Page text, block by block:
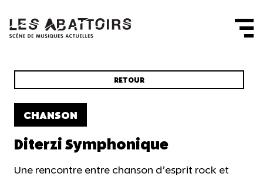
RETOUR
CHANSON
Diterzi Symphonique
Une rencontre entre chanson d’esprit rock et